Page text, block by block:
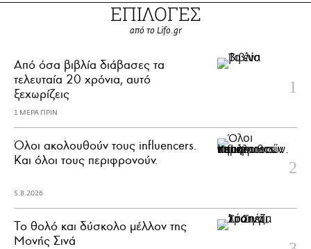
ΕΠΙΛΟΓΕΣ
από το Lifo.gr
Από όσα βιβλία διάβασες τα
τελευταία 20 χρόνια, αυτό
ξεχωρίζεις
1 ΜΕΡΑ ΠΡΙΝ
Όλοι ακολουθούν τους influencers.
Και όλοι τους περιφρονούν.
5.8.2026
Το θολό και δύσκολο μέλλον της
Μονής Σινά